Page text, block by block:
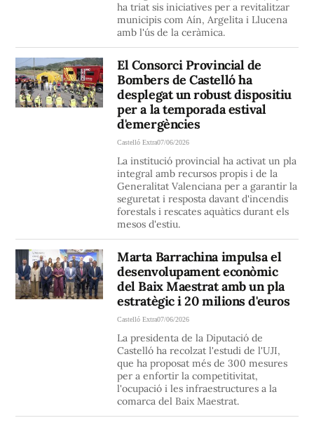
ha triat sis iniciatives per a revitalitzar
municipis com Aín, Argelita i Llucena
amb l'ús de la ceràmica.
El Consorci Provincial de
Bombers de Castelló ha
desplegat un robust dispositiu
per a la temporada estival
d'emergències
Castelló Extra07/06/2026
La institució provincial ha activat un pla
integral amb recursos propis i de la
Generalitat Valenciana per a garantir la
seguretat i resposta davant d'incendis
forestals i rescates aquàtics durant els
mesos d'estiu.
Marta Barrachina impulsa el
desenvolupament econòmic
del Baix Maestrat amb un pla
estratègic i 20 milions d'euros
Castelló Extra07/06/2026
La presidenta de la Diputació de
Castelló ha recolzat l'estudi de l'UJI,
que ha proposat més de 300 mesures
per a enfortir la competitivitat,
l'ocupació i les infraestructures a la
comarca del Baix Maestrat.